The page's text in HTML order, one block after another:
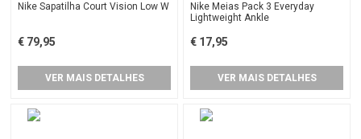
Nike Sapatilha Court Vision Low W
€ 79,95
VER MAIS DETALHES
Nike Meias Pack 3 Everyday
Lightweight Ankle
€ 17,95
VER MAIS DETALHES